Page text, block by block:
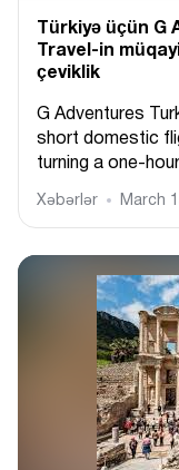
Türkiyə üçün G
Travel-in
çeviklik
G Adventures
short domestic
turning a one-
Xəbərlər March